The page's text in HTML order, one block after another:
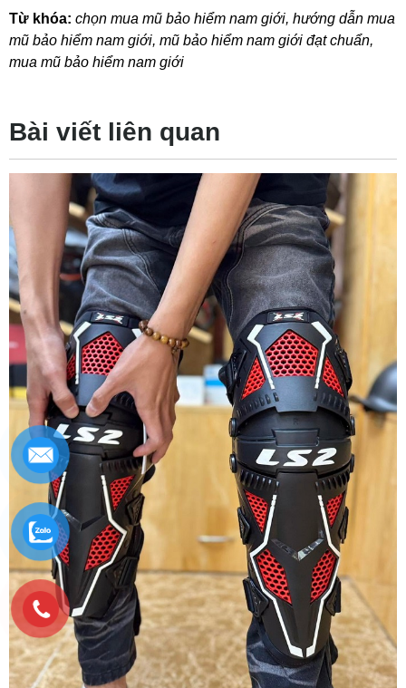
Từ khóa: chọn mua mũ bảo hiểm nam giới, hướng dẫn mua
mũ bảo hiểm nam giới, mũ bảo hiểm nam giới đạt chuẩn,
mua mũ bảo hiểm nam giới
Bài viết liên quan